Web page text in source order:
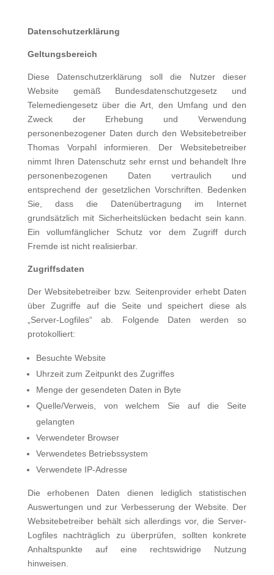
Datenschutzerklärung
Geltungsbereich
Diese Datenschutzerklärung soll die Nutzer dieser
Website gemäß Bundesdatenschutzgesetz und
Telemediengesetz über die Art, den Umfang und den
Zweck der Erhebung und Verwendung
personenbezogener Daten durch den Website­betreiber
Thomas Vorpahl informieren. Der Websitebetreiber
nimmt Ihren Datenschutz sehr ernst und behandelt Ihre
personenbezogenen Daten vertraulich und
entsprechend der gesetzlichen Vorschriften. Bedenken
Sie, dass die Daten­übertragung im Internet
grundsätzlich mit Sicherheitslücken bedacht sein kann.
Ein vollumfänglicher Schutz vor dem Zu­griff durch
Fremde ist nicht realisierbar.
Zugriffsdaten
Der Websitebetreiber bzw. Seitenprovider erhebt Daten
über Zugriffe auf die Seite und speichert diese als
„Server-Logfi­les“ ab. Folgende Daten werden so
protokolliert:
Besuchte Website
Uhrzeit zum Zeitpunkt des Zugriffes
Menge der gesendeten Daten in Byte
Quelle/Verweis, von welchem Sie auf die Seite
gelangten
Verwendeter Browser
Verwendetes Betriebssystem
Verwendete IP-Adresse
Die erhobenen Daten dienen lediglich statistischen
Auswertungen und zur Verbesserung der Website. Der
Websitebe­treiber behält sich allerdings vor, die Server-
Logfiles nachträglich zu überprüfen, sollten konkrete
Anhaltspunkte auf eine rechtswidrige Nutzung
hinweisen.